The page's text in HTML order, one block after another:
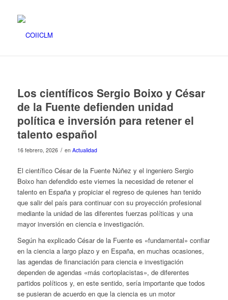
Los científicos Sergio Boixo y César
de la Fuente defienden unidad
política e inversión para retener el
talento español
16 febrero, 2026 / en Actualidad
El científico César de la Fuente Núñez y el ingeniero Sergio
Boixo han defendido este viernes la necesidad de retener el
talento en España y propiciar el regreso de quienes han tenido
que salir del país para continuar con su proyección profesional
mediante la unidad de las diferentes fuerzas políticas y una
mayor inversión en ciencia e investigación.
Según ha explicado César de la Fuente es «fundamental» confiar
en la ciencia a largo plazo y en España, en muchas ocasiones,
las agendas de financiación para ciencia e investigación
dependen de agendas «más cortoplacistas», de diferentes
partidos políticos y, en este sentido, sería importante que todos
se pusieran de acuerdo en que la ciencia es un motor